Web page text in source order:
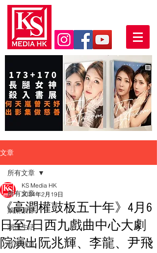
文章
所有文章
娛樂頭條
潮流生活
音樂頻道
所有文章
《高潤權鼓板五十年》4月6
日至7日西九戲曲中心大劇
院演出阮兆輝、李龍、尹飛
KS Media HK
2024年2月19日